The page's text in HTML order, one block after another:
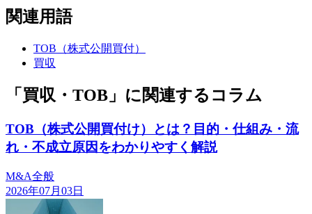
関連用語
TOB（株式公開買付）
買収
「買収・TOB」に関連するコラム
TOB（株式公開買付け）とは？目的・仕組み・流
れ・不成立原因をわかりやすく解説
M&A全般
2026年07月03日